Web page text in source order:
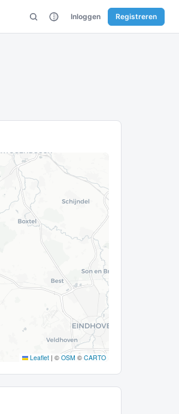
Inloggen Registreren
Leaflet | © OSM © CARTO